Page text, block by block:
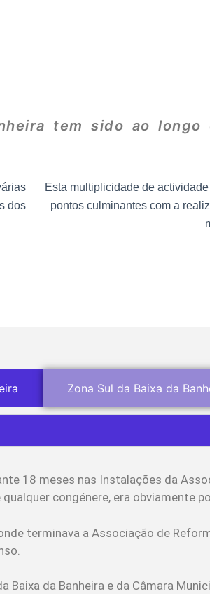
tem sido ao
dos
Esta multiplicidade de
pontos culminantes com a
Zona Sul da Baixa da
18 meses nas Instalações da
congénere, era obviamente
terminava a Associação de
da Banheira e da Câmara